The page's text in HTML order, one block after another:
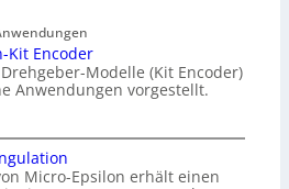
Kit Encoder
Modelle (Kit Encoder)
Anwendungen vorgestellt.
Micro-Epsilon erhält einen